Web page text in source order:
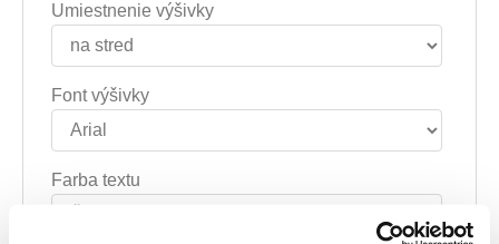
Umiestnenie výšivky
Font výšivky
Farba textu